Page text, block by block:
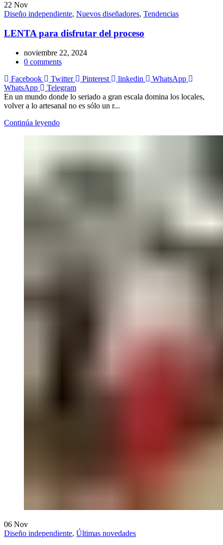
22 Nov
Diseño independiente, Nuevos diseñadores, Tendencias
LENTA para disfrutar del proceso
noviembre 22, 2024
0 comments
Facebook
Twitter Pinterest linkedin
WhatsApp
WhatsApp
Telegram
En un mundo donde lo seriado a gran escala domina los locales,
volver a lo artesanal no es sólo un r...
Continúa leyendo
06 Nov
Diseño independiente, Últimas novedades